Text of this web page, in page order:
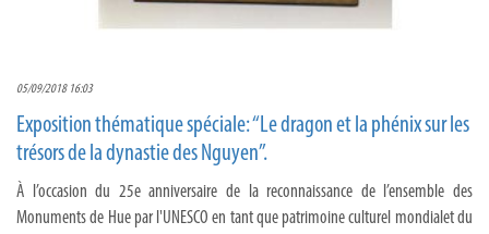
05/09/2018 16:03
Exposition thématique spéciale: “Le dragon et la phénix sur les
trésors de la dynastie des Nguyen”.
À l’occasion du 25e anniversaire de la reconnaissance de l’ensemble des
Monuments de Hue par l'UNESCO en tant que patrimoine culturel mondialet du